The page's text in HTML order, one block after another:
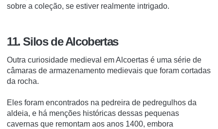
sobre a coleção, se estiver realmente intrigado.
11. Silos de Alcobertas
Outra curiosidade medieval em Alcoertas é uma série de
câmaras de armazenamento medievais que foram cortadas
da rocha.
Eles foram encontrados na pedreira de pedregulhos da
aldeia, e há menções históricas dessas pequenas
cavernas que remontam aos anos 1400, embora